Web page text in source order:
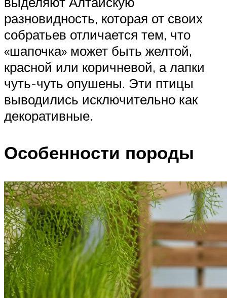
разновидность, которая от своих
собратьев отличается тем, что
«шапочка» может быть желтой,
красной или коричневой, а лапки
чуть-чуть опушены. Эти птицы
выводились исключительно как
декоративные.
Особенности породы